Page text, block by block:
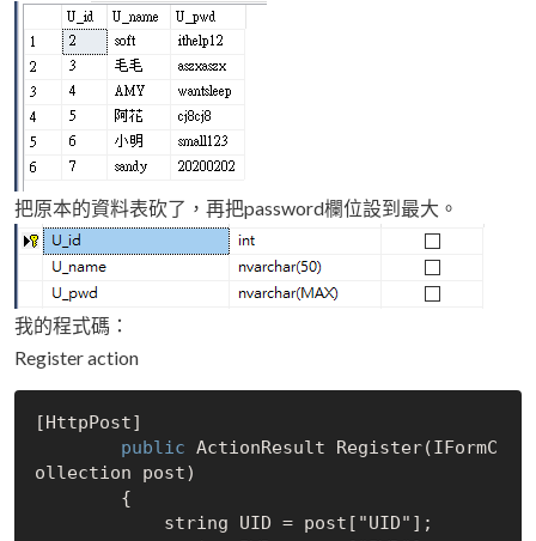
把原本的資料表砍了，再把password欄位設到最大。
我的程式碼：
Register action
[HttpPost]
public ActionResult Register(IFormC
ollection post)